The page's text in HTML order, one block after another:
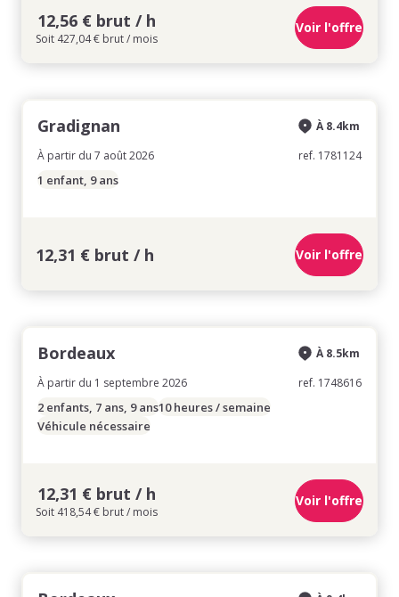
12,56 € brut / h
Soit 427,04 € brut / mois
Voir l'offre
Gradignan
À partir du 7 août 2026
À 8.4km
ref. 1781124
1 enfant, 9 ans
12,31 € brut / h Voir l'offre
Bordeaux
À partir du 1 septembre 2026
À 8.5km
ref. 1748616
2 enfants, 7 ans, 9 ans10 heures / semaine
Véhicule nécessaire
12,31 € brut / h
Soit 418,54 € brut / mois
Voir l'offre